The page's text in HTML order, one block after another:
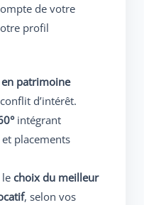
de votre
profil
patrimoine
d’intérêt.
intégrant
placements
lechoix du meilleur
, selon vos